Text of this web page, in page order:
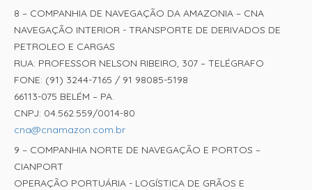
8 – COMPANHIA DE NAVEGAÇÃO DA AMAZONIA – CNA
NAVEGAÇÃO INTERIOR - TRANSPORTE DE DERIVADOS DE
PETROLEO E CARGAS
RUA: PROFESSOR NELSON RIBEIRO, 307 – TELÉGRAFO
FONE: (91) 3244-7165 / 91 98085-5198
66113-075 BELÉM – PA.
CNPJ: 04.562.559/0014-80
cna@cnamazon.com.br
9 – COMPANHIA NORTE DE NAVEGAÇÃO E PORTOS –
CIANPORT
OPERAÇÃO PORTUÁRIA - LOGÍSTICA DE GRÃOS E